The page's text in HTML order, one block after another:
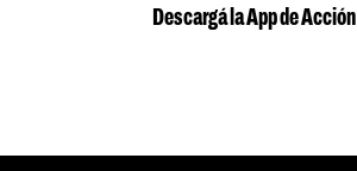
Descargá la App de